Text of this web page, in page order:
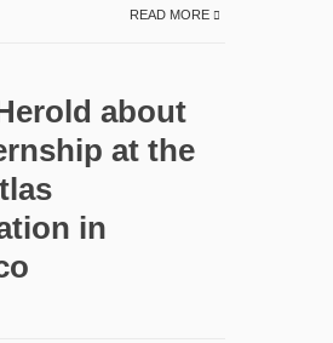
READ MORE
about
at the
in